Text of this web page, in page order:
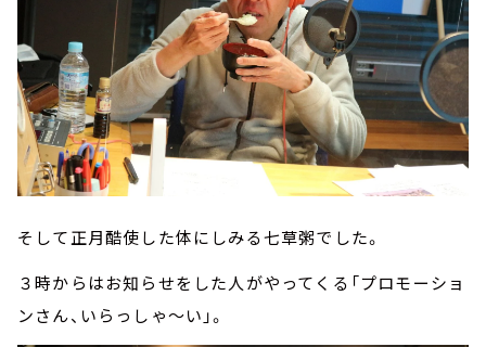
そして正月酷使した体にしみる七草粥でした。
３時からはお知らせをした人がやってくる「プロモーショ
ンさん、いらっしゃ～い」。